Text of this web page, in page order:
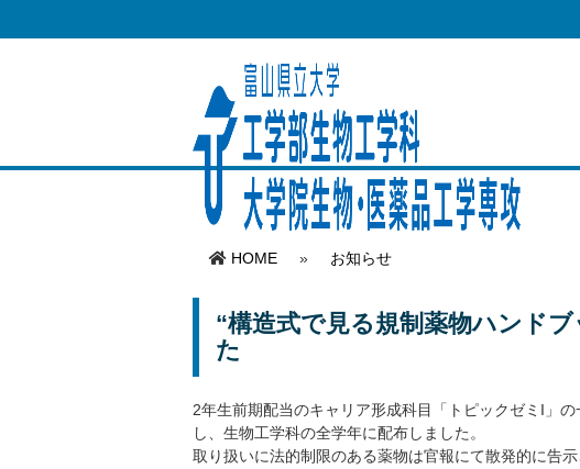
HOME » お知らせ
“構造式で見る規制薬物ハンド
た
2年生前期配当のキャリア形成科目「トピックゼミ I 」
し、生物工学科の全学年に配布しました。
取り扱いに法的制限のある薬物は官報にて散発的に告